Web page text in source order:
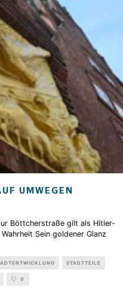
UMWEGEN
Böttcherstraße gilt als Hitler-
Sein goldener Glanz
STADTTEILE
0